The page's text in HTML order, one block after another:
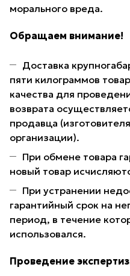
морального вреда.
Обращаем внимание!
Доставка
пяти килограммов
качества для
возврата
продавца
организации).
При обмене товара
новый товар
При устранении
гарантийный срок на
период, в течение
использовался.
Проведение